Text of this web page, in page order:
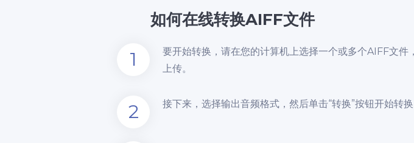
如何在线转换AIFF文件
1
要开始转换，请在您的计算机上选择一个或多个AIFF文件
上传。
2 接下来，选择输出音频格式，然后单击“转换”按钮开始转换